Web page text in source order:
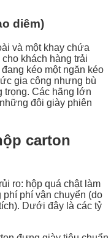
diêm)
và một khay chứa
khách hàng trải
kéo một ngăn kéo
gia công nhưng bù
trọng. Các hãng lớn
đôi giày phiên
carton
ro: hộp quá chật làm
phí phí vận chuyển (do
Dưới đây là các tỷ